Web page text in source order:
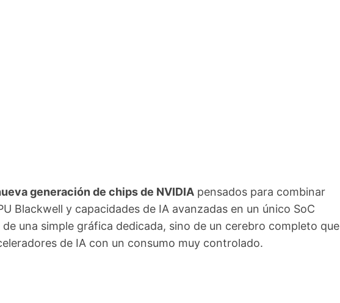
generación de chips de NVIDIA pensados para combinar
Blackwell y capacidades de IA avanzadas en un único SoC
una simple gráfica dedicada, sino de un cerebro completo que
de IA con un consumo muy controlado.